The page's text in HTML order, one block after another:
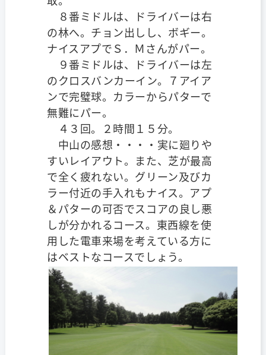
８番ミドルは、ドライバーは右
の林へ。チョン出しし、ボギー。
ナイスアプでＳ．Ｍさんがパー。
９番ミドルは、ドライバーは左
のクロスバンカーイン。７アイア
ンで完璧球。カラーからパターで
無難にパー。
４３回。２時間１５分。
中山の感想・・・・実に廻りや
すいレイアウト。また、芝が最高
で全く疲れない。グリーン及びカ
ラー付近の手入れもナイス。アプ
＆パターの可否でスコアの良し悪
しが分かれるコース。東西線を使
用した電車来場を考えている方に
はベストなコースでしょう。